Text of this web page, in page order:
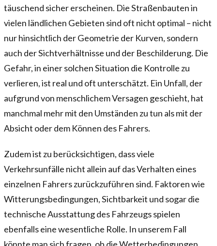
täuschend sicher erscheinen. Die Straßenbauten in
vielen ländlichen Gebieten sind oft nicht optimal – nicht
nur hinsichtlich der Geometrie der Kurven, sondern
auch der Sichtverhältnisse und der Beschilderung. Die
Gefahr, in einer solchen Situation die Kontrolle zu
verlieren, ist real und oft unterschätzt. Ein Unfall, der
aufgrund von menschlichem Versagen geschieht, hat
manchmal mehr mit den Umständen zu tun als mit der
Absicht oder dem Können des Fahrers.
Zudem ist zu berücksichtigen, dass viele
Verkehrsunfälle nicht allein auf das Verhalten eines
einzelnen Fahrers zurückzuführen sind. Faktoren wie
Witterungsbedingungen, Sichtbarkeit und sogar die
technische Ausstattung des Fahrzeugs spielen
ebenfalls eine wesentliche Rolle. In unserem Fall